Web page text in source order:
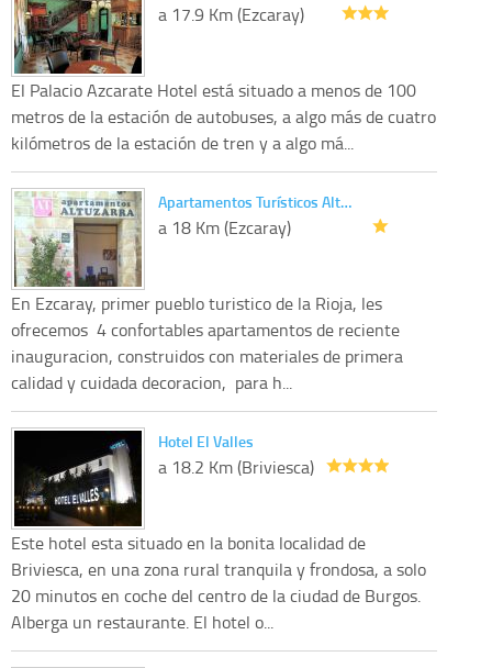
a 17.9 Km (Ezcaray)
El Palacio Azcarate Hotel está situado a menos de 100
metros de la estación de autobuses, a algo más de cuatro
kilómetros de la estación de tren y a algo má...
Apartamentos Turísticos Alt…
a 18 Km (Ezcaray)
En Ezcaray, primer pueblo turistico de la Rioja, les
ofrecemos 4 confortables apartamentos de reciente
inauguracion, construidos con materiales de primera
calidad y cuidada decoracion, para h...
Hotel El Valles
a 18.2 Km (Briviesca)
Este hotel esta situado en la bonita localidad de
Briviesca, en una zona rural tranquila y frondosa, a solo
20 minutos en coche del centro de la ciudad de Burgos.
Alberga un restaurante. El hotel o...